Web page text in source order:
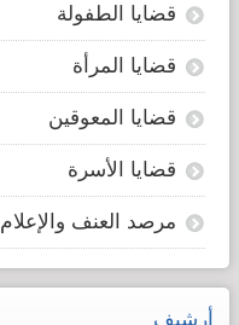
قضايا الطفولة
قضايا المرأة
قضايا المعوقين
قضايا الأسرة
مرصد العنف والإعلام
أرشيف